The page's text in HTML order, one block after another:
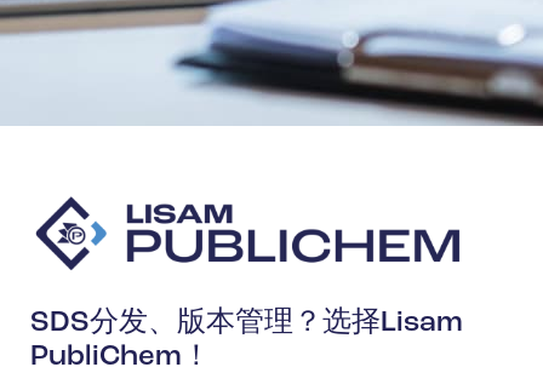
SDS分发、版本管理？选择Lisam
PubliChem！